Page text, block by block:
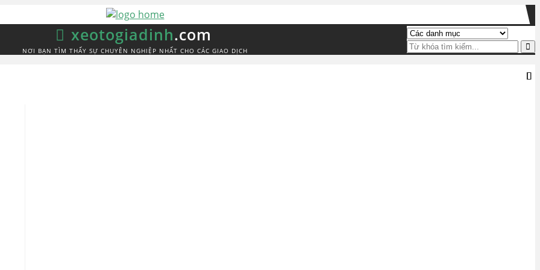
xeotogiadinh.com
NƠI BẠN TÌM THẤY SỰ CHUYÊN NGHIỆP NHẤT CHO CÁC GIAO DỊCH